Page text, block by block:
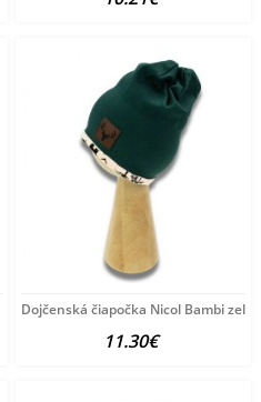
Dojčenská čiapočka Nicol Bambi
11.30€